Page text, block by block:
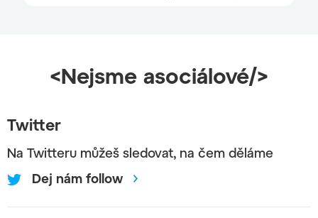
<Nejsme asociálové/>
Twitter
Na Twitteru můžeš sledovat, na čem děláme
Dej nám follow